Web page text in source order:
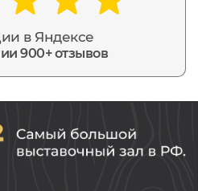
в Яндексе
900+ отзывов